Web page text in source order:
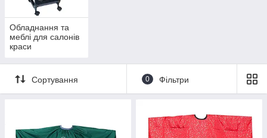
Другі за значимістю в роботі перукарів
Обладнання та
меблі для салонів
краси
Сортування 0 Фільтри